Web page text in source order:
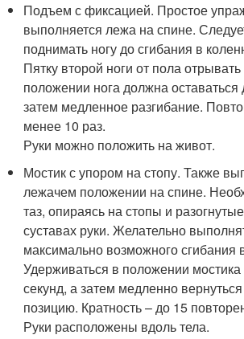
Подъем с фиксацией. Простое
выполняется лежа на спине.
поднимать ногу до сгибания в
Пятку второй ноги от пола
положении нога должна оставаться
затем медленное разгибание.
менее 10 раз.
Руки можно положить на живот.
Мостик с упором на стопу. Также
лежачем положении на спине.
таз, опираясь на стопы и
суставах руки. Желательно
максимально возможного сгибания
Удерживаться в положении
секунд, а затем медленно
позицию. Кратность – до 15
Руки расположены вдоль тела.